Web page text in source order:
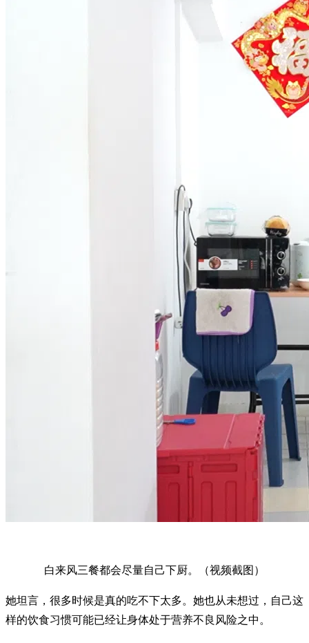
白来风三餐都会尽量自己下厨。（视频截图）
她坦言，很多时候是真的吃不下太多。她也从未想过，自己这
样的饮食习惯可能已经让身体处于营养不良风险之中。